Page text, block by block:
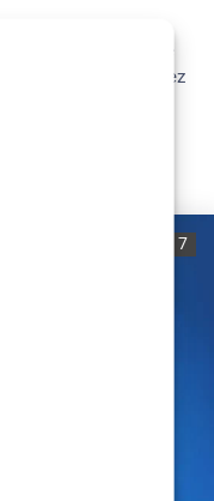
brade postaju sve
svoj izgled bez
7